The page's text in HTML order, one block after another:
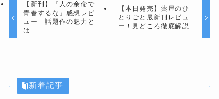
【新刊】『人の余命で
青春するな』感想レビ
ュー｜話題作の魅力と
は
【本日発売】薬屋のひ
とりごと最新刊レビュ
ー！見どころ徹底解説
新着記事